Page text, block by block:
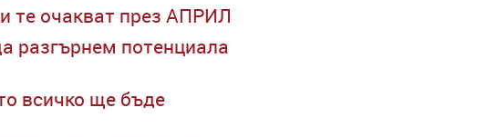
те очакват през АПРИЛ
разгърнем потенциала
всичко ще бъде